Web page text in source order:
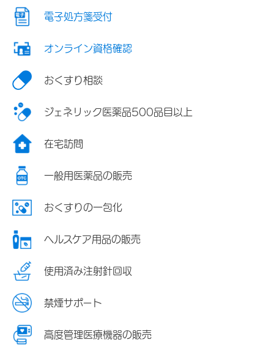
電子処方箋受付
オンライン資格確認
おくすり相談
ジェネリック医薬品500品目以上
在宅訪問
一般用医薬品の販売
おくすりの一包化
ヘルスケア用品の販売
使用済み注射針回収
禁煙サポート
高度管理医療機器の販売